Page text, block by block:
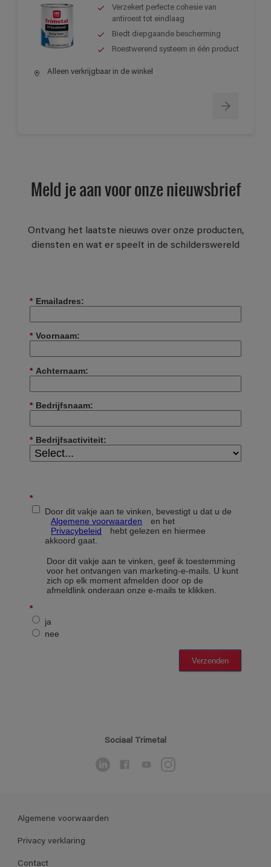
Verzekert perfecte cohesie van
antiroest tot eindlaag
Biedt diepgaande bescherming
Roestwerend systeem in één product
Alleen verkrijgbaar in de winkel
Meld je aan voor onze nieuwsbrief
Ontvang het laatste nieuws over onze producten,
diensten en wat er speelt in de schilderswereld
Sociaal Trimetal
Algemene voorwaarden
Privacy verklaring
Contact